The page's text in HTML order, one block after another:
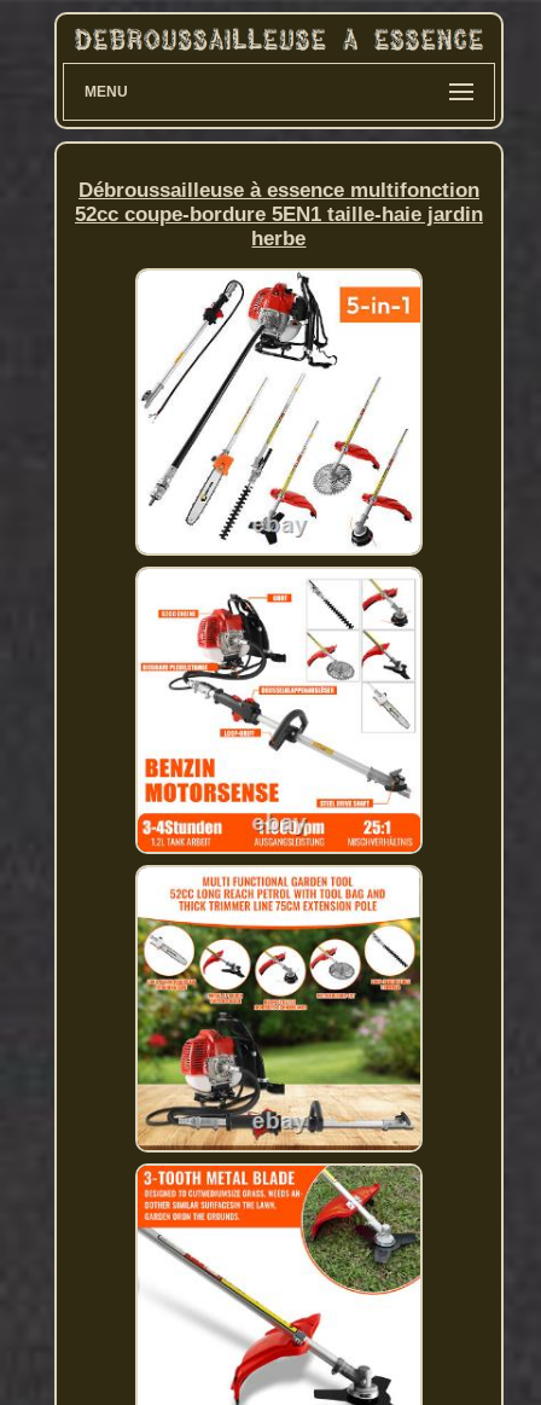
MENU
Débroussailleuse à essence multifonction
52cc coupe-bordure 5EN1 taille-haie jardin
herbe